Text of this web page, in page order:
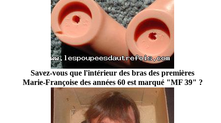
Savez-vous que l'intérieur des bras des premières
Marie-Françoise des années 60 est marqué "MF 39" ?